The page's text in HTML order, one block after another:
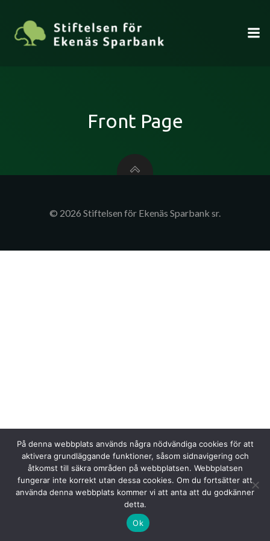
innehåll
Front Page
© 2026 Stiftelsen för Ekenäs Sparbank sr.
På denna webbplats används några nödvändiga cookies för att
aktivera grundläggande funktioner, såsom sidnavigering och
åtkomst till säkra områden på webbplatsen. Webbplatsen
fungerar inte korrekt utan dessa cookies. Om du fortsätter att
använda denna webbplats kommer vi att anta att du godkänner
detta.
Ok